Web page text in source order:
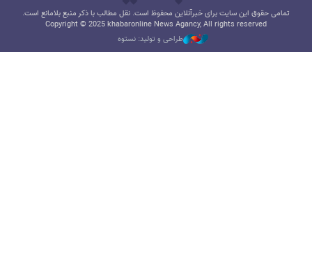
تمامی حقوق این سایت برای خبرآنلاین محفوظ است. نقل مطالب با ذکر منبع بلامانع است.
Copyright © 2025 khabaronline News Agancy, All rights reserved
طراحی و تولید: نستوه